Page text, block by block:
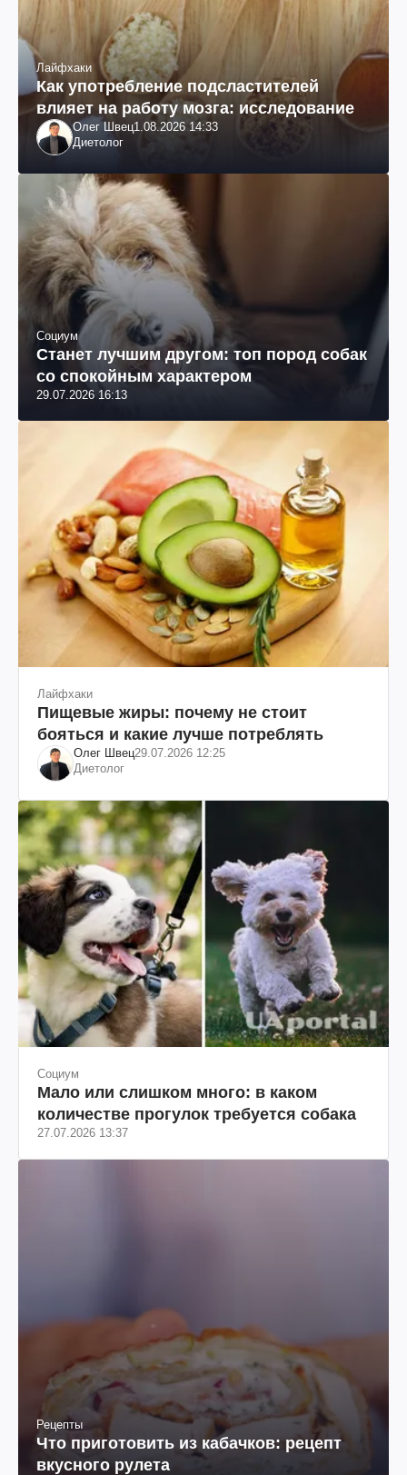
Лайфхаки
Как употребление подсластителей
влияет на работу мозга: исследование
Олег Швец1.08.2026 14:33
Диетолог
Социум
Станет лучшим другом: топ пород собак
со спокойным характером
29.07.2026 16:13
Лайфхаки
Пищевые жиры: почему не стоит
бояться и какие лучше потреблять
Олег Швец29.07.2026 12:25
Диетолог
Социум
Мало или слишком много: в каком
количестве прогулок требуется собака
27.07.2026 13:37
Рецепты
Что приготовить из кабачков: рецепт
вкусного рулета